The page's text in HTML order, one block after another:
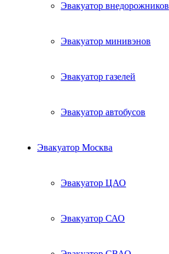
Эвакуатор внедорожников
Эвакуатор минивэнов
Эвакуатор газелей
Эвакуатор автобусов
Эвакуатор Москва
Эвакуатор ЦАО
Эвакуатор САО